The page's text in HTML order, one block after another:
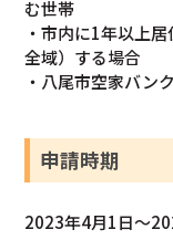
む世帯
・市内に1年以上
全域）する場合
・八尾市空家バン
申請時期
2023年4月1日～